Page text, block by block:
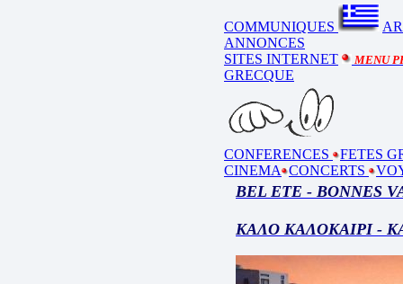
COMMUNIQUES
ANNONCES
SITES INTERNET
MENU
GRECQUE
CONFERENCES
FETES
CINEMA CONCERTS
BEL ETE - BONNES
ΚΑΛΟ ΚΑΛΟΚΑΙΡΙ -